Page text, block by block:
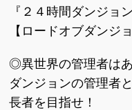
『２４時間ダンジョ
【ロードオブダンジョ
◎異世界の管理者は
ダンジョンの管理者
長者を目指せ！